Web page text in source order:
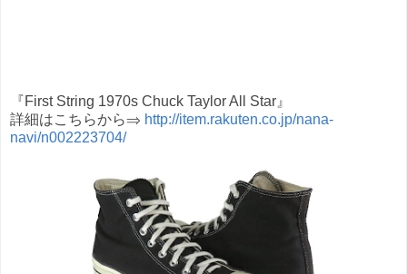
『First String 1970s Chuck Taylor All Star』
詳細はこちらから⇒ http://item.rakuten.co.jp/nana-
navi/n002223704/